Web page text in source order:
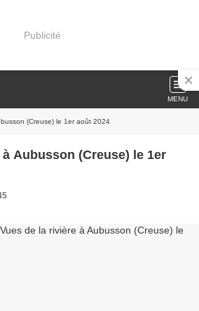
Publicité
MENU
(Creuse) le 1er août 2024
Aubusson (Creuse) le 1er